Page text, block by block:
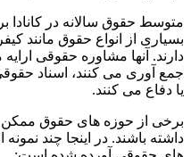
بسیاری از انواع حقوق مانند
دارند. آنها مشاوره حقوقی
جمع آوری می کنند، اسناد
یا دفاع می کنند.
برخی از حوزه های حقوق ممکن
داشته باشند. در اینجا چند